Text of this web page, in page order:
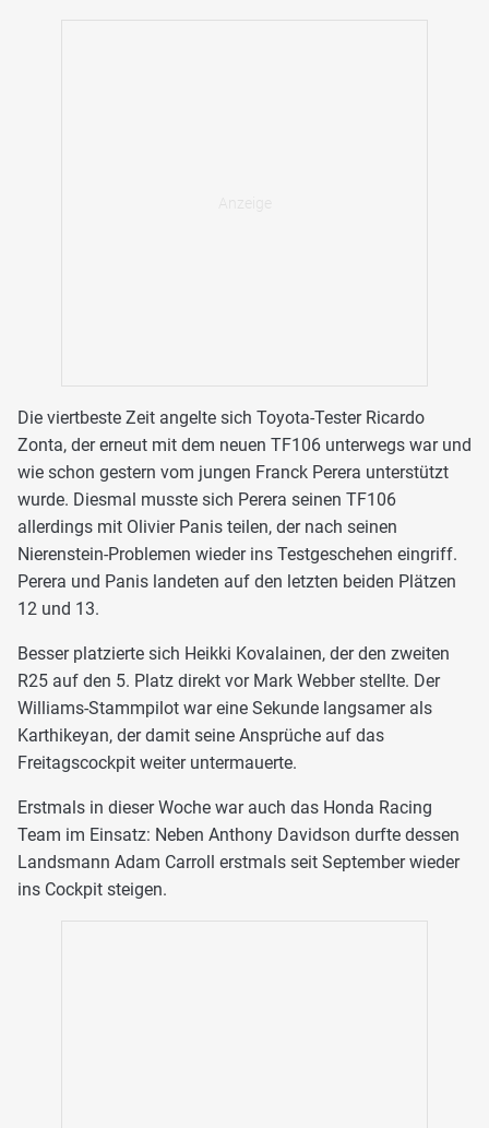
Die viertbeste Zeit angelte sich Toyota-Tester Ricardo
Zonta, der erneut mit dem neuen TF106 unterwegs war und
wie schon gestern vom jungen Franck Perera unterstützt
wurde. Diesmal musste sich Perera seinen TF106
allerdings mit Olivier Panis teilen, der nach seinen
Nierenstein-Problemen wieder ins Testgeschehen eingriff.
Perera und Panis landeten auf den letzten beiden Plätzen
12 und 13.
Besser platzierte sich Heikki Kovalainen, der den zweiten
R25 auf den 5. Platz direkt vor Mark Webber stellte. Der
Williams-Stammpilot war eine Sekunde langsamer als
Karthikeyan, der damit seine Ansprüche auf das
Freitagscockpit weiter untermauerte.
Erstmals in dieser Woche war auch das Honda Racing
Team im Einsatz: Neben Anthony Davidson durfte dessen
Landsmann Adam Carroll erstmals seit September wieder
ins Cockpit steigen.